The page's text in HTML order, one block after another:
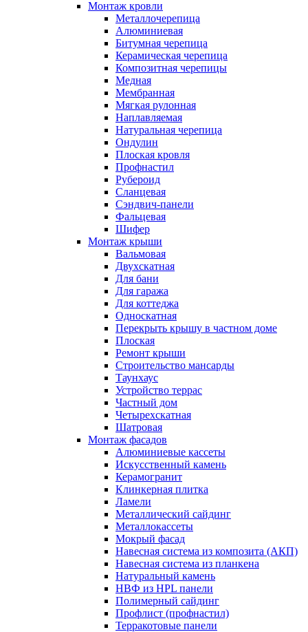
Монтаж кровли
Металлочерепица
Алюминиевая
Битумная черепица
Керамическая черепица
Композитная черепицы
Медная
Мембранная
Мягкая рулонная
Наплавляемая
Натуральная черепица
Ондулин
Плоская кровля
Профнастил
Рубероид
Сланцевая
Сэндвич-панели
Фальцевая
Шифер
Монтаж крыши
Вальмовая
Двухскатная
Для бани
Для гаража
Для коттеджа
Односкатная
Перекрыть крышу в частном доме
Плоская
Ремонт крыши
Строительство мансарды
Таунхаус
Устройство террас
Частный дом
Четырехскатная
Шатровая
Монтаж фасадов
Алюминиевые кассеты
Искусственный камень
Керамогранит
Клинкерная плитка
Ламели
Металлический сайдинг
Металлокассеты
Мокрый фасад
Навесная система из композита (АКП)
Навесная система из планкена
Натуральный камень
НВФ из HPL панели
Полимерный сайдинг
Профлист (профнастил)
Терракотовые панели